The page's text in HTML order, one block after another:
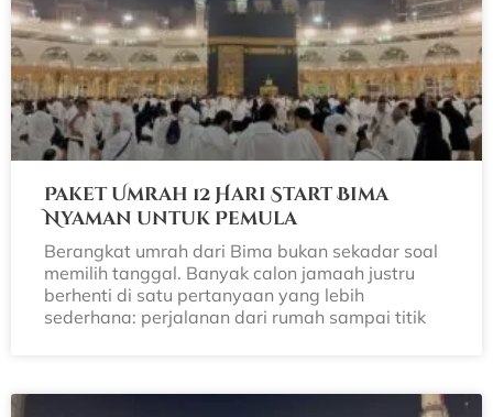
Paket Umrah 12 Hari Start Bima
Nyaman untuk Pemula
Berangkat umrah dari Bima bukan sekadar soal
memilih tanggal. Banyak calon jamaah justru
berhenti di satu pertanyaan yang lebih
sederhana: perjalanan dari rumah sampai titik